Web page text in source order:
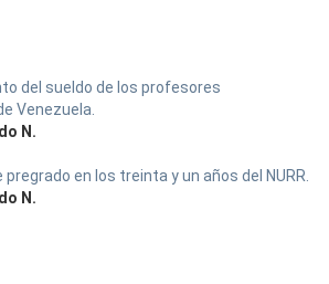
del sueldo de los profesores
Venezuela.
N.
en los treinta y un años del NURR.
N.